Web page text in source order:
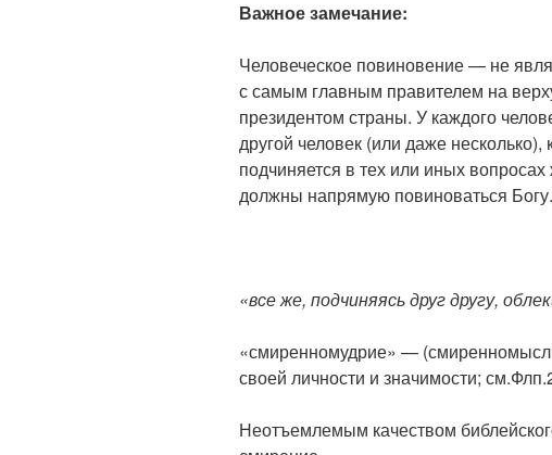
Важное замечание:
Человеческое повиновение — не
с самым главным правителем на
президентом страны. У каждого
другой человек (или даже несколько),
подчиняется в тех или иных
должны напрямую повиноваться Богу.
«все же, подчиняясь друг другу,
«смиренномудрие» —
своей личности и значимости;
Неотъемлемым качеством